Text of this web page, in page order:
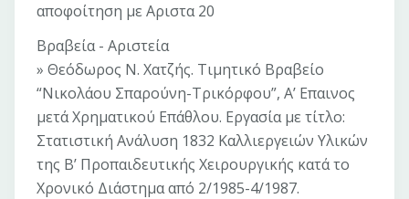
αποφοίτηση με Αριστα 20
Βραβεία - Αριστεία
» Θεόδωρος Ν. Χατζής. Τιμητικό Βραβείο
“Νικολάου Σπαρούνη-Τρικόρφου”, Α’ Επαινος
μετά Χρηματικού Επάθλου. Εργασία με τίτλο:
Στατιστική Ανάλυση 1832 Καλλιεργειών Υλικών
της Β’ Προπαιδευτικής Χειρουργικής κατά το
Χρονικό Διάστημα από 2/1985-4/1987.